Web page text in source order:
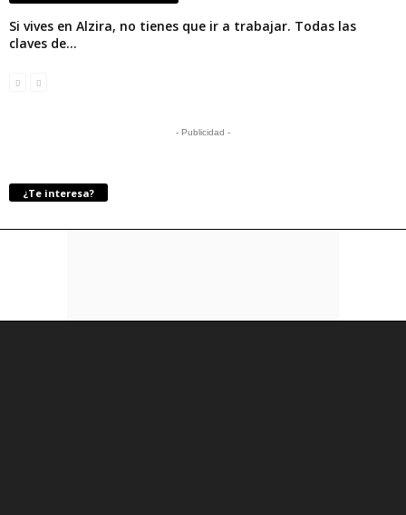
Si vives en Alzira, no tienes que ir a trabajar. Todas las
claves de...
- Publicidad -
¿Te interesa?